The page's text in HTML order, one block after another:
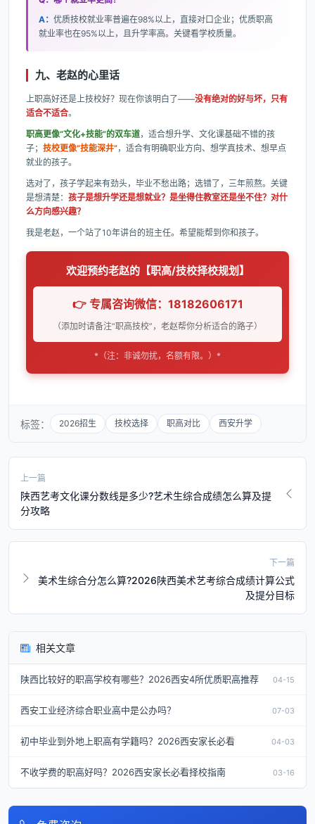
A： 优质技校就业率普遍在98%以上，直接对口企业；优质职高
就业率也在95%以上，且升学率高。关键看学校质量。
九、老赵的心里话
上职高好还是上技校好？现在你该明白了——没有绝对的好与坏，只有
适合不适合。
职高更像“文化+技能”的双车道，适合想升学、文化课基础不错的孩
子； 技校更像“技能深井”，适合有明确职业方向、想学真技术、想早点
就业的孩子。
选对了，孩子学起来有劲头，毕业不愁出路；选错了，三年煎熬。关键
是想清楚： 孩子是想升学还是想就业？是坐得住教室还是坐不住？对什
么方向感兴趣？
我是老赵，一个站了10年讲台的班主任。希望能帮到你和孩子。
欢迎预约老赵的【职高/技校择校规划】
👉 专属咨询微信：18182606171
（添加时请备注“职高技校”，老赵帮你分析适合的路子）
*（注：非诚勿扰，名额有限。）*
标签： 2026招生 技校选择 职高对比 西安升学
上一篇
陕西艺考文化课分数线是多少?艺术生综合成绩怎么算及提
分攻略
下一篇
美术生综合分怎么算?2026陕西美术艺考综合成绩计算公式
及提分目标
相关文章
陕西比较好的职高学校有哪些？2026西安4所优质职高推荐 04-15
西安工业经济综合职业高中是公办吗？ 07-03
初中毕业到外地上职高有学籍吗？2026西安家长必看 04-03
不收学费的职高好吗？2026西安家长必看择校指南 03-16